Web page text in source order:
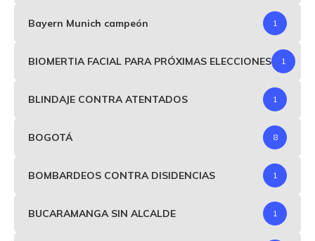
Bayern Munich campeón 1
BIOMERTIA FACIAL PARA PRÓXIMAS ELECCIONES 1
BLINDAJE CONTRA ATENTADOS 1
BOGOTÁ 8
BOMBARDEOS CONTRA DISIDENCIAS 1
BUCARAMANGA SIN ALCALDE 1